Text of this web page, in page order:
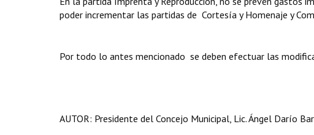
poder incrementar las partidas de Cortesía y Homenaje y
Por todo lo antes mencionado se deben efectuar las
AUTOR: Presidente del Concejo Municipal, Lic. Ángel Darío